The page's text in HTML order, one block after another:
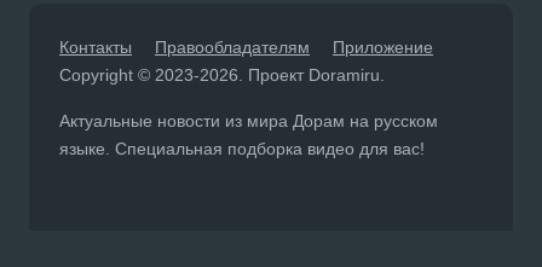
Контакты Правообладателям
Приложение
Copyright © 2023-2026. Проект Doramiru.
Актуальные новости из мира Дорам на русском
языке. Специальная подборка видео для вас!